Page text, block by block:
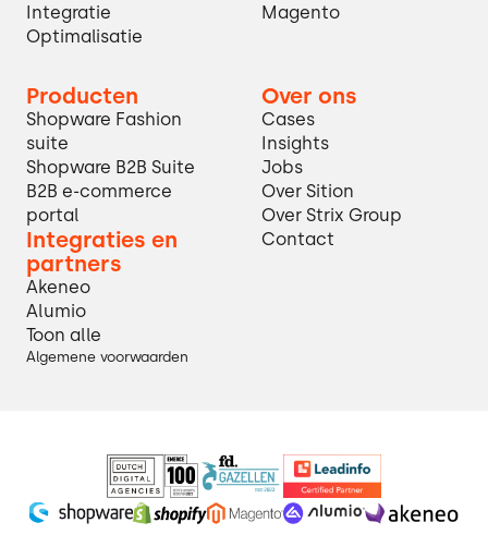
Integratie
Optimalisatie
Magento
Producten
Shopware Fashion
suite
Shopware B2B Suite
B2B e-commerce
portal
Integraties en
partners
Akeneo
Alumio
Toon alle
Over ons
Cases
Insights
Jobs
Over Sition
Over Strix Group
Contact
Algemene voorwaarden